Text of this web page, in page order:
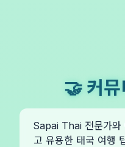
🤝 커뮤
Sapai Thai 전문가와
고 유용한 태국 여행